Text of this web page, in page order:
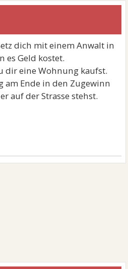
dich mit einem Anwalt in
es Geld kostet.
dir eine Wohnung kaufst.
am Ende in den Zugewinn
auf der Strasse stehst.